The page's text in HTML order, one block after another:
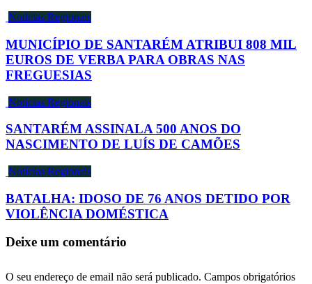
Notícias Regionais
MUNICÍPIO DE SANTARÉM ATRIBUI 808 MIL
EUROS DE VERBA PARA OBRAS NAS
FREGUESIAS
Notícias Regionais
SANTARÉM ASSINALA 500 ANOS DO
NASCIMENTO DE LUÍS DE CAMÕES
Notícias Regionais
BATALHA: IDOSO DE 76 ANOS DETIDO POR
VIOLÊNCIA DOMÉSTICA
Deixe um comentário
O seu endereço de email não será publicado. Campos obrigatórios